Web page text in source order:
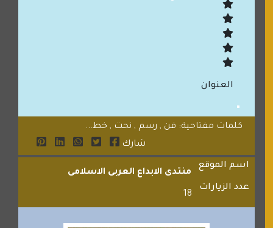
العنوان
كلمات مفتاحية: فن , رسم , نحت , خط...
شارك
اسم الموقع
منتدى الابداع العربى الاسلامى
عدد الزيارات
18